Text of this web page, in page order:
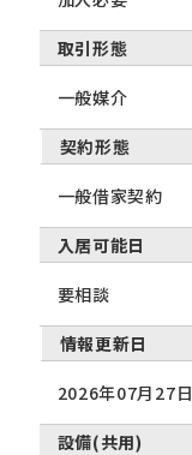
取引形態
一般媒介
契約形態
一般借家契約
入居可能日
要相談
情報更新日
2026年07月27日
設備(共用)